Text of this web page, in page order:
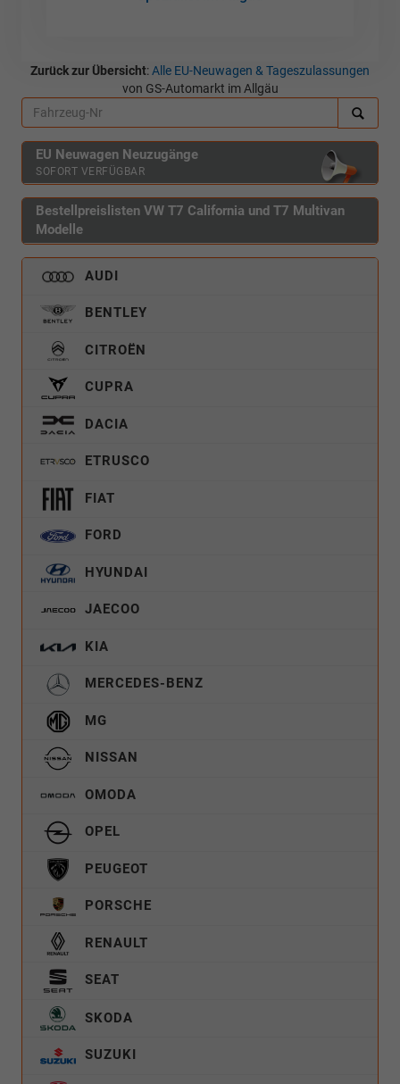
Zurück zur Übersicht:Alle EU-Neuwagen & Tageszulassungen
von GS-Automarkt im Allgäu
EU Neuwagen Neuzugänge
SOFORT VERFÜGBAR
Bestellpreislisten VW T7 California und T7 Multivan
Modelle
AUDI
BENTLEY
CITROËN
CUPRA
DACIA
ETRUSCO
FIAT
FORD
HYUNDAI
JAECOO
KIA
MERCEDES-BENZ
MG
NISSAN
OMODA
OPEL
PEUGEOT
PORSCHE
RENAULT
SEAT
SKODA
SUZUKI